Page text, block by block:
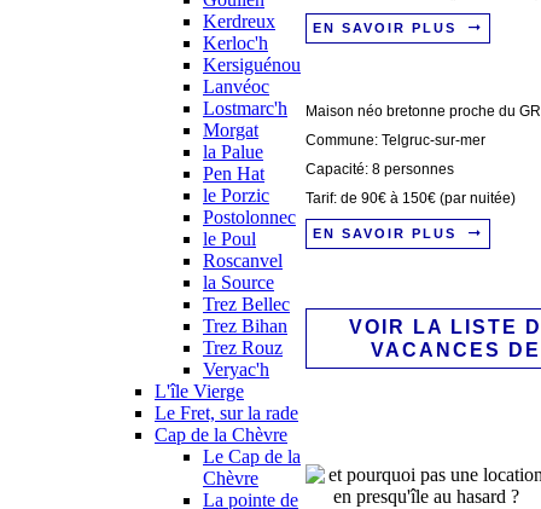
Kerdreux
Kerloc'h
Kersiguénou
Lanvéoc
Lostmarc'h
Morgat
la Palue
Pen Hat
le Porzic
Postolonnec
le Poul
Roscanvel
la Source
Trez Bellec
Trez Bihan
Trez Rouz
Veryac'h
L'île Vierge
Le Fret, sur la rade
Cap de la Chèvre
Le Cap de la
Chèvre
La pointe de
EN SAVOIR PLUS
Maison néo bretonne proche du
Commune: Telgruc-sur-mer
Capacité: 8 personnes
Tarif: de 90€ à 150€ (par nuitée)
EN SAVOIR PLUS
VOIR LA LISTE
VACANCES